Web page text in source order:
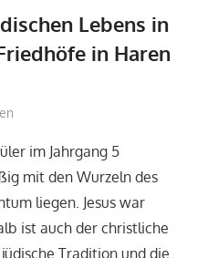
Lebens in
in Haren
im Jahrgang 5
mit den Wurzeln des
liegen. Jesus war
ist auch der christliche
Tradition und die